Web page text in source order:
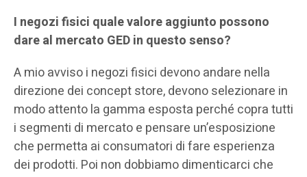
I negozi fisici quale valore aggiunto possono
dare al mercato GED in questo senso?
A mio avviso i negozi fisici devono andare nella
direzione dei concept store, devono selezionare in
modo attento la gamma esposta perché copra tutti
i segmenti di mercato e pensare un’esposizione
che permetta ai consumatori di fare esperienza
dei prodotti. Poi non dobbiamo dimenticarci che